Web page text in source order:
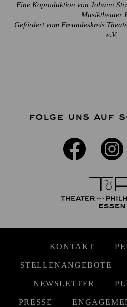
Eine Koproduktion von Johann
Musiktheater
Gefördert vom Freundeskreis
e.V.
FOLGE UNS AUF
KONTAKT
STELLENANGEBOTE
NEWSLETTER
PRESSE